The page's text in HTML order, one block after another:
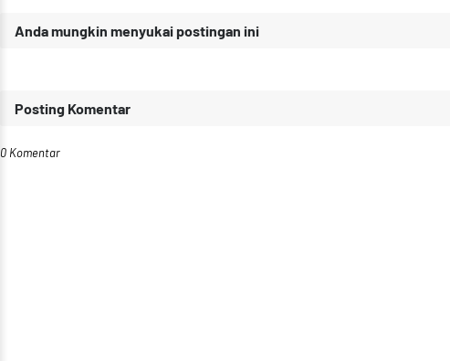
Anda mungkin menyukai postingan ini
Posting Komentar
0 Komentar